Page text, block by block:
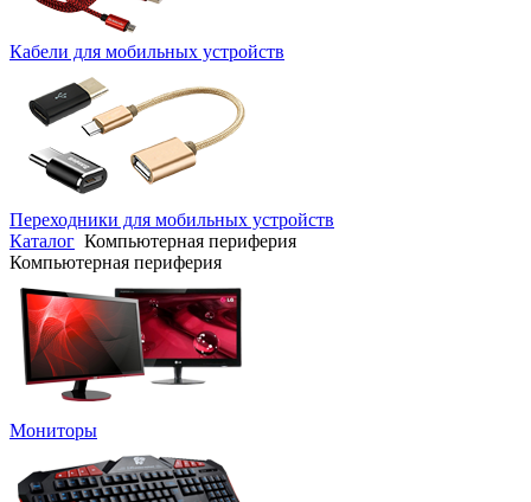
Кабели для мобильных устройств
Переходники для мобильных устройств
Каталог Компьютерная периферия
Компьютерная периферия
Мониторы